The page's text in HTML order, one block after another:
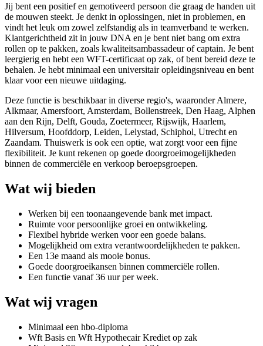
Jij bent een positief en gemotiveerd persoon die graag de handen uit
de mouwen steekt. Je denkt in oplossingen, niet in problemen, en
vindt het leuk om zowel zelfstandig als in teamverband te werken.
Klantgerichtheid zit in jouw DNA en je bent niet bang om extra
rollen op te pakken, zoals kwaliteitsambassadeur of captain. Je bent
leergierig en hebt een WFT-certificaat op zak, of bent bereid deze te
behalen. Je hebt minimaal een universitair opleidingsniveau en bent
klaar voor een nieuwe uitdaging.
Deze functie is beschikbaar in diverse regio's, waaronder Almere,
Alkmaar, Amersfoort, Amsterdam, Bollenstreek, Den Haag, Alphen
aan den Rijn, Delft, Gouda, Zoetermeer, Rijswijk, Haarlem,
Hilversum, Hoofddorp, Leiden, Lelystad, Schiphol, Utrecht en
Zaandam. Thuiswerk is ook een optie, wat zorgt voor een fijne
flexibiliteit. Je kunt rekenen op goede doorgroeimogelijkheden
binnen de commerciële en verkoop beroepsgroepen.
Wat wij bieden
Werken bij een toonaangevende bank met impact.
Ruimte voor persoonlijke groei en ontwikkeling.
Flexibel hybride werken voor een goede balans.
Mogelijkheid om extra verantwoordelijkheden te pakken.
Een 13e maand als mooie bonus.
Goede doorgroeikansen binnen commerciële rollen.
Een functie vanaf 36 uur per week.
Wat wij vragen
Minimaal een hbo-diploma
Wft Basis en Wft Hypothecair Krediet op zak